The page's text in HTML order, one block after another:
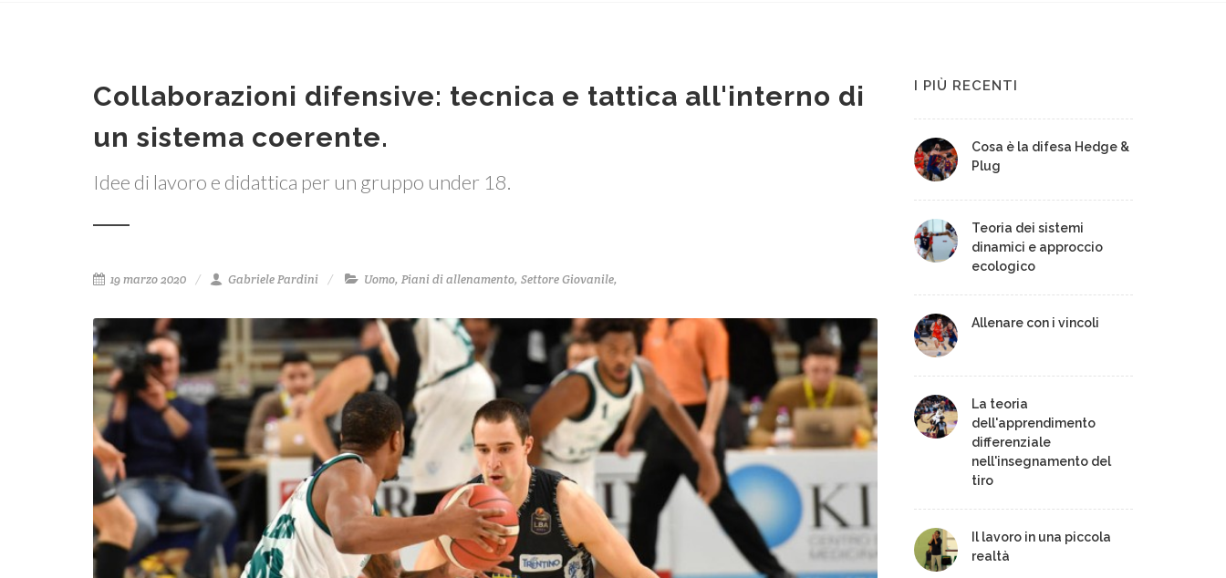
Collaborazioni difensive: tecnica e tattica all'interno di
un sistema coerente.
Idee di lavoro e didattica per un gruppo under 18.
19 marzo 2020 Gabriele Pardini Uomo, Piani di allenamento, Settore Giovanile,
I PIÙ RECENTI
Cosa è la difesa Hedge &
Plug
Teoria dei sistemi
dinamici e approccio
ecologico
Allenare con i vincoli
La teoria
dell'apprendimento
differenziale
nell'insegnamento del
tiro
Il lavoro in una piccola
realtà